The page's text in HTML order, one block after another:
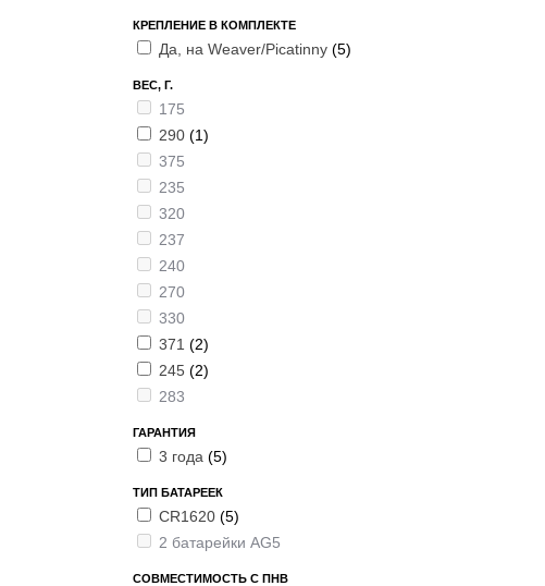
КРЕПЛЕНИЕ В КОМПЛЕКТЕ
Да, на Weaver/Picatinny (5)
ВЕС, Г.
175
290 (1)
375
235
320
237
240
270
330
371 (2)
245 (2)
283
ГАРАНТИЯ
3 года (5)
ТИП БАТАРЕЕК
CR1620 (5)
2 батарейки AG5
СОВМЕСТИМОСТЬ С ПНВ